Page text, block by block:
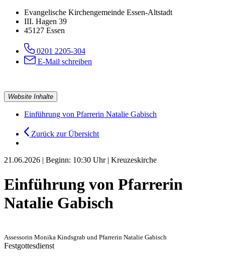
Evangelische Kirchengemeinde Essen-Altstadt
III. Hagen 39
45127 Essen
0201 2205-304
E-Mail schreiben
Website Inhalte
Einführung von Pfarrerin Natalie Gabisch
Zurück zur Übersicht
21.06.2026 | Beginn: 10:30 Uhr | Kreuzeskirche
Einführung von Pfarrerin
Natalie Gabisch
Assessorin Monika Kindsgrab und Pfarrerin Natalie Gabisch
Festgottesdienst